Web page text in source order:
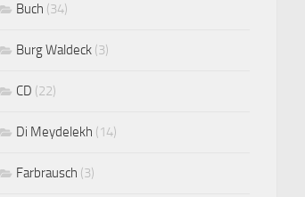
Buch (34)
Burg Waldeck (3)
CD (22)
Di Meydelekh (14)
Farbrausch (3)